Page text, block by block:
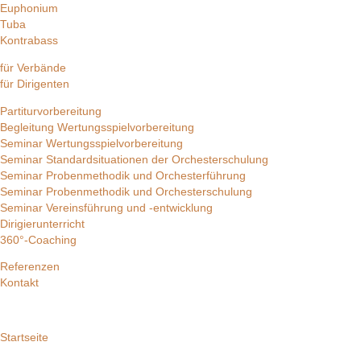
Euphonium
Tuba
Kontrabass
für Verbände
für Dirigenten
Partiturvorbereitung
Begleitung Wertungsspielvorbereitung
Seminar Wertungsspielvorbereitung
Seminar Standardsituationen der Orchesterschulung
Seminar Probenmethodik und Orchesterführung
Seminar Probenmethodik und Orchesterschulung
Seminar Vereinsführung und -entwicklung
Dirigierunterricht
360°-Coaching
Referenzen
Kontakt
Startseite